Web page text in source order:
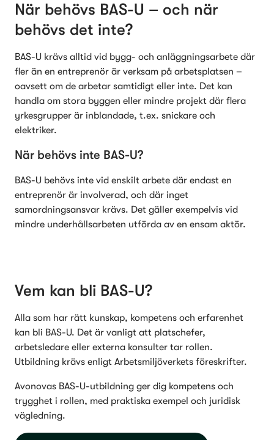
När behövs BAS-U – och när
behövs det inte?
BAS-U krävs alltid vid bygg- och anläggningsarbete där
fler än en entreprenör är verksam på arbetsplatsen –
oavsett om de arbetar samtidigt eller inte. Det kan
handla om stora byggen eller mindre projekt där flera
yrkesgrupper är inblandade, t.ex. snickare och
elektriker.
När behövs inte BAS-U?
BAS-U behövs inte vid enskilt arbete där endast en
entreprenör är involverad, och där inget
samordningsansvar krävs. Det gäller exempelvis vid
mindre underhållsarbeten utförda av en ensam aktör.
Vem kan bli BAS-U?
Alla som har rätt kunskap, kompetens och erfarenhet
kan bli BAS-U. Det är vanligt att platschefer,
arbetsledare eller externa konsulter tar rollen.
Utbildning krävs enligt Arbetsmiljöverkets föreskrifter.
Avonovas BAS-U-utbildning ger dig kompetens och
trygghet i rollen, med praktiska exempel och juridisk
vägledning.